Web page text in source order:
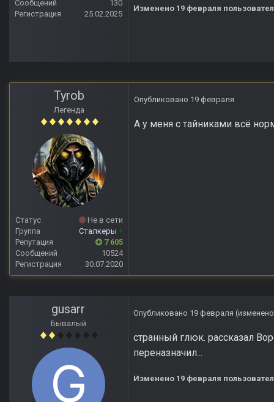
Сообщений
130
Регистрация
25.02.2025
Изменено 19 февраля
Tyrob
Легенда
Статус
Не в сети
Группа
Сталкеры +
Репутация
7 605
Сообщений
10524
Регистрация
30.07.2020
Опубликовано 19 февраля
А у меня с тайниками всё
gusarr
Бывалый
Опубликовано 19 февраля
странный глюк. рассказал
переназначил...
Изменено 19 февраля